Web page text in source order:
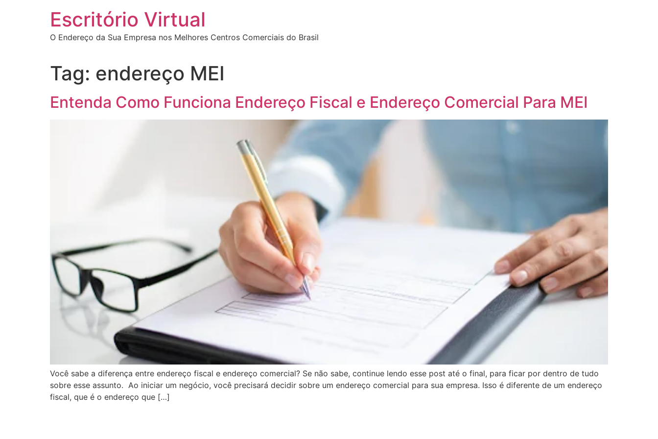
Escritório Virtual
O Endereço da Sua Empresa nos Melhores Centros Comerciais do Brasil
Tag: endereço MEI
Entenda Como Funciona Endereço Fiscal e Endereço Comercial Para MEI
Você sabe a diferença entre endereço fiscal e endereço comercial? Se não sabe, continue lendo esse post até o final, para ficar por dentro de tudo
sobre esse assunto. Ao iniciar um negócio, você precisará decidir sobre um endereço comercial para sua empresa. Isso é diferente de um endereço
fiscal, que é o endereço que […]